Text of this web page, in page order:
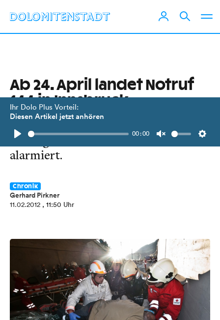
Ihr Dolo Plus Vorteil:
Diesen Artikel jetzt anhören
Play
00:00
Unmute
Ab 24. April landet Notruf
144 in Innsbruck
Osttiroler Einsatzkräfte werden
künftig durch die Leitstelle Tirol
alarmiert.
Chronik
Gerhard Pirkner
11.02.2012 , 11:50 Uhr